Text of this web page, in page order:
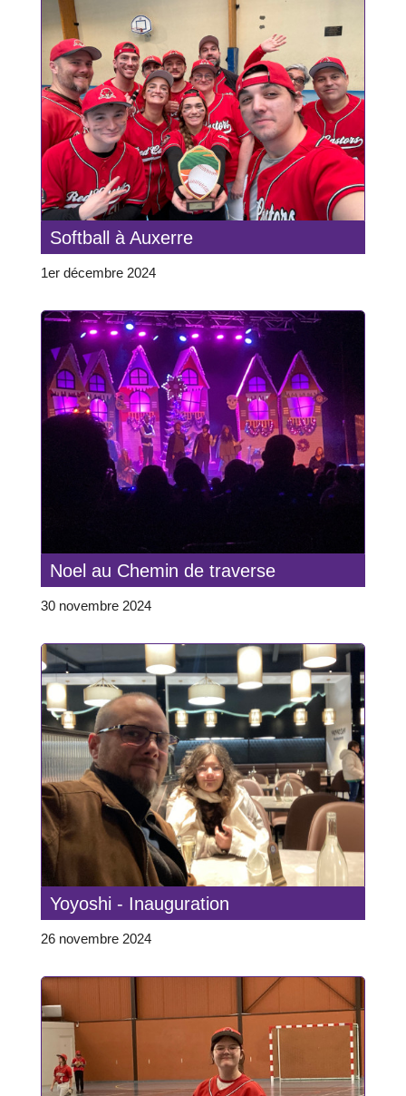
Softball à Auxerre
1er décembre 2024
Noel au Chemin de traverse
30 novembre 2024
Yoyoshi - Inauguration
26 novembre 2024